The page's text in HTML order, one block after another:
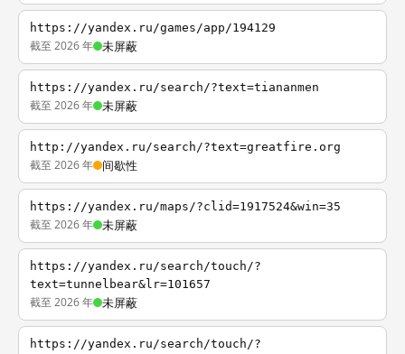
https://yandex.ru/games/app/194129
截至 2026 年 未屏蔽
https://yandex.ru/search/?text=tiananmen
截至 2026 年 未屏蔽
http://yandex.ru/search/?text=greatfire.org
截至 2026 年 间歇性
https://yandex.ru/maps/?clid=1917524&win=35
截至 2026 年 未屏蔽
https://yandex.ru/search/touch/?
text=tunnelbear&lr=101657
截至 2026 年 未屏蔽
https://yandex.ru/search/touch/?